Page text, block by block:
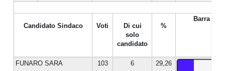
Candidato Sindaco Voti
Di cui
solo
candidato
%
Barra %
FUNARO SARA 103 6 29,26